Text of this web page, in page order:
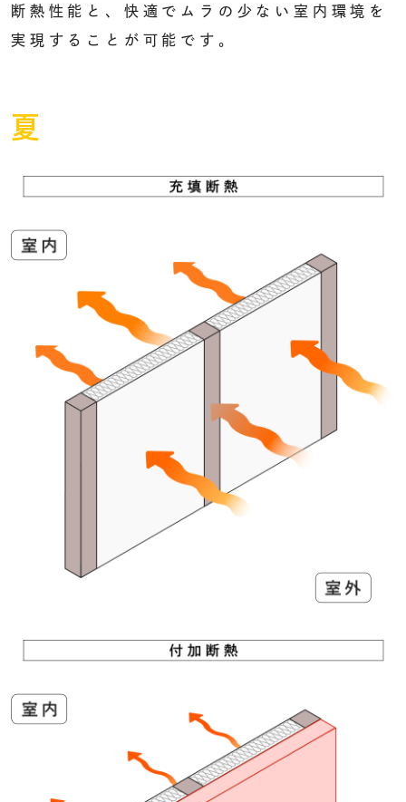
断熱性能と、快適でムラの少ない室内環境を
実現することが可能です。
夏